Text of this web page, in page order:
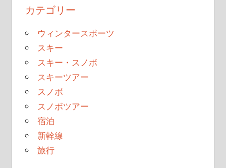
カテゴリー
ウィンタースポーツ
スキー
スキー・スノボ
スキーツアー
スノボ
スノボツアー
宿泊
新幹線
旅行